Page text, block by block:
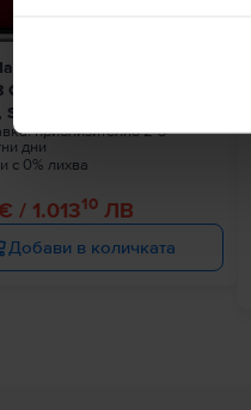
Pro 13″ 2020, M1 8
8 core GPU
Space Gray, Много добро
приблизително 2-3
дни
с 0% лихва
/ 1.01310ЛВ
Добави в количката